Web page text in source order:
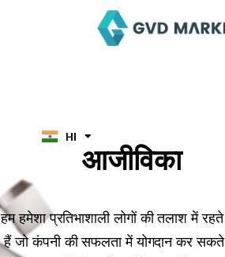
HI
TL
आजीविका
हम हमेशा प्रतिभाशाली लोगों की तलाश में रहते
हैं जो कंपनी की सफलता में योगदान कर सकते